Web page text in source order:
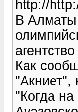
http://
В Алматы
Как
"Когда